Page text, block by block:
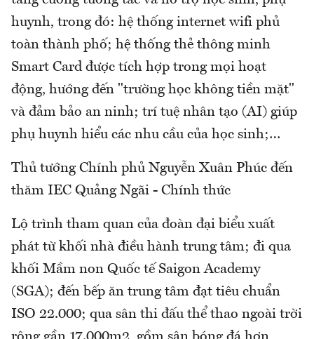
huynh, trong đó: hệ thống internet wifi phủ
toàn thành phố; hệ thống thẻ thông minh
Smart Card được tích hợp trong mọi hoạt
động, hướng đến "trường học không tiền mặt"
và đảm bảo an ninh; trí tuệ nhân tạo (AI) giúp
phụ huynh hiểu các nhu cầu của học sinh;…
Thủ tướng Chính phủ Nguyễn Xuân Phúc đến
thăm IEC Quảng Ngãi - Chính thức
Lộ trình tham quan của đoàn đại biểu xuất
phát từ khối nhà điều hành trung tâm; đi qua
khối Mầm non Quốc tế Saigon Academy
(SGA); đến bếp ăn trung tâm đạt tiêu chuẩn
ISO 22.000; qua sân thi đấu thể thao ngoài trời